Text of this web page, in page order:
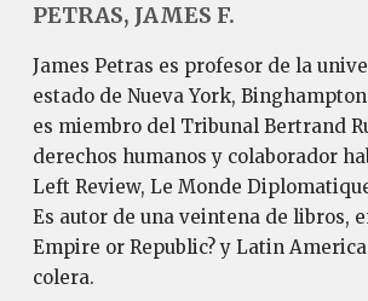
PETRAS, JAMES F.
James Petras es profesor de la
estado de Nueva York,
es miembro del Tribunal Bertrand
derechos humanos y colaborador
Left Review, Le Monde
Es autor de una veintena de libros,
Empire or Republic? y Latin
colera.